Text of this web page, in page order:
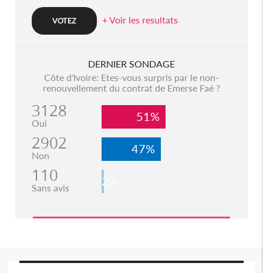
+ Voir les resultats
DERNIER SONDAGE
Côte d'Ivoire: Etes-vous surpris par le non-
renouvellement du contrat de Emerse Faé ?
3128
Oui 51%
2902
Non 47%
110
Sans avis 2%